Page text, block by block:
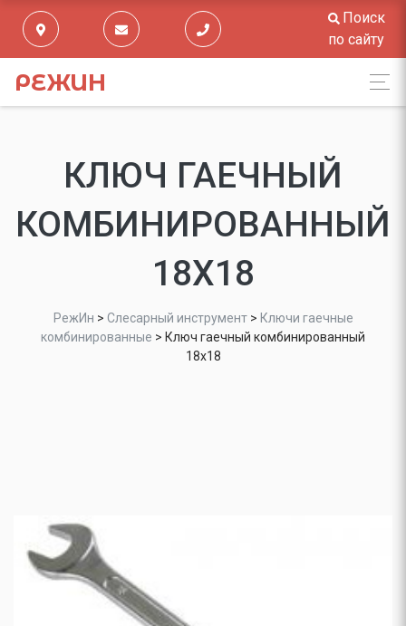
Поиск
по сайту
РЕЖИН
КЛЮЧ ГАЕЧНЫЙ
КОМБИНИРОВАННЫЙ
18Х18
РежИн > Слесарный инструмент> Ключи гаечные
комбинированные > Ключ гаечный комбинированный
18х18